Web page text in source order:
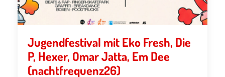
Jugendfestival mit Eko Fresh, Die
P, Hexer, Omar Jatta, Em Dee
(nachtfrequenz26)